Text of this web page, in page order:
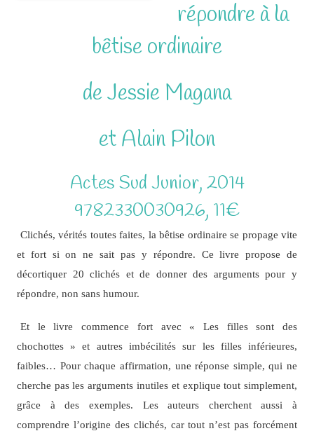
répondre à la
bêtise ordinaire
de Jessie Magana
et Alain Pilon
Actes Sud Junior, 2014
9782330030926, 11€
Clichés, vérités toutes faites, la bêtise ordinaire se propage vite
et fort si on ne sait pas y répondre. Ce livre propose de
décortiquer 20 clichés et de donner des arguments pour y
répondre, non sans humour.
Et le livre commence fort avec « Les filles sont des
chochottes » et autres imbécilités sur les filles inférieures,
faibles… Pour chaque affirmation, une réponse simple, qui ne
cherche pas les arguments inutiles et explique tout simplement,
grâce à des exemples. Les auteurs cherchent aussi à
comprendre l’origine des clichés, car tout n’est pas forcément